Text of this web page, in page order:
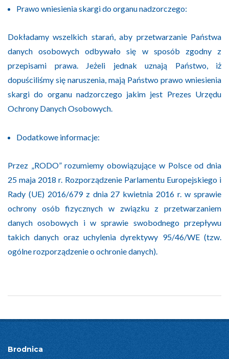
Prawo wniesienia skargi do organu nadzorczego:
Dokładamy wszelkich starań, aby przetwarzanie Państwa
danych osobowych odbywało się w sposób zgodny z
przepisami prawa. Jeżeli jednak uznają Państwo, iż
dopuściliśmy się naruszenia, mają Państwo prawo wniesienia
skargi do organu nadzorczego jakim jest Prezes Urzędu
Ochrony Danych Osobowych.
Dodatkowe informacje:
Przez „RODO” rozumiemy obowiązujące w Polsce od dnia
25 maja 2018 r. Rozporządzenie Parlamentu Europejskiego i
Rady (UE) 2016/679 z dnia 27 kwietnia 2016 r. w sprawie
ochrony osób fizycznych w związku z przetwarzaniem
danych osobowych i w sprawie swobodnego przepływu
takich danych oraz uchylenia dyrektywy 95/46/WE (tzw.
ogólne rozporządzenie o ochronie danych).
10-
Brodnica